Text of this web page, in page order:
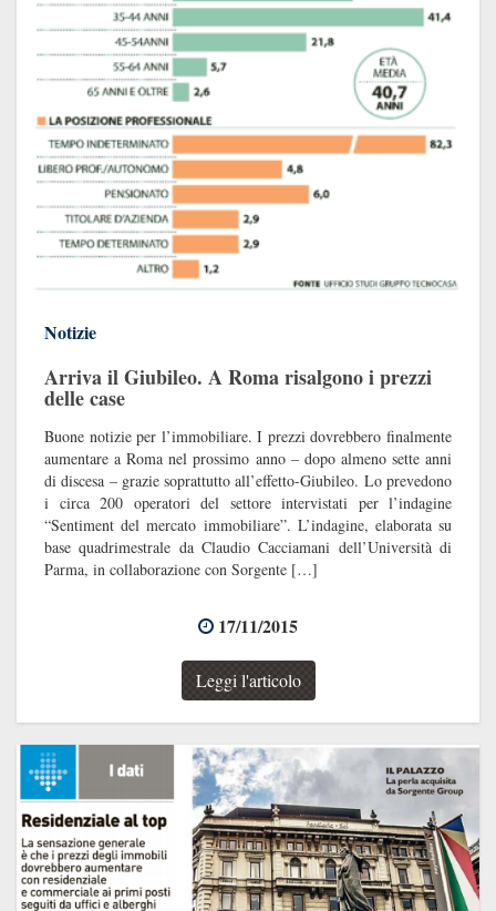
Notizie
Arriva il Giubileo. A Roma risalgono i prezzi
delle case
Buone notizie per l’immobiliare. I prezzi dovrebbero finalmente
aumentare a Roma nel prossimo anno – dopo almeno sette anni
di discesa – grazie soprattutto all’effetto-Giubileo. Lo prevedono
i circa 200 operatori del settore intervistati per l’indagine
“Sentiment del mercato immobiliare”. L’indagine, elaborata su
base quadrimestrale da Claudio Cacciamani dell’Università di
Parma, in collaborazione con Sorgente […]
17/11/2015
Leggi l'articolo